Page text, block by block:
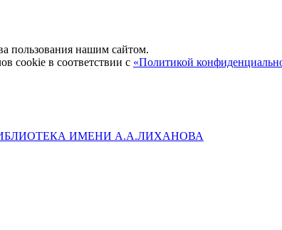
пользования нашим сайтом.
cookie в соответствии с «Политикой
ИМЕНИ А.А.ЛИХАНОВА